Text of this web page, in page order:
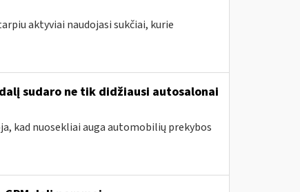
aktyviai naudojasi sukčiai, kurie
sudaro ne tik didžiausi autosalonai
kad nuosekliai auga automobilių prekybos